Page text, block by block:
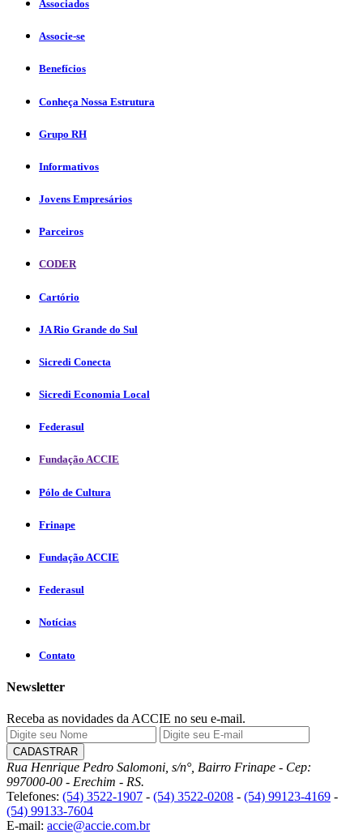
Associados
Associe-se
Benefícios
Conheça Nossa Estrutura
Grupo RH
Informativos
Jovens Empresários
Parceiros
CODER
Cartório
JA Rio Grande do Sul
Sicredi Conecta
Sicredi Economia Local
Federasul
Fundação ACCIE
Pólo de Cultura
Frinape
Fundação ACCIE
Federasul
Notícias
Contato
Newsletter
Receba as novidades da ACCIE no seu e-mail.
Rua Henrique Pedro Salomoni, s/n°, Bairro Frinape - Cep:
997000-00 - Erechim - RS.
Telefones: (54) 3522-1907 - (54) 3522-0208 - (54) 99123-4169 -
(54) 99133-7604
E-mail: accie@accie.com.br